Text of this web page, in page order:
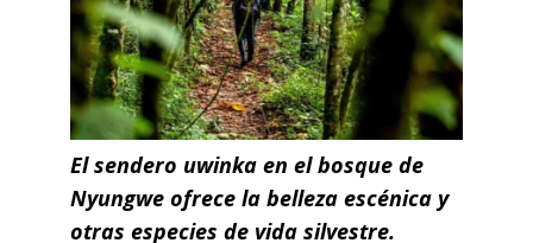
El sendero uwinka en el bosque de
Nyungwe ofrece la belleza escénica y
otras especies de vida silvestre.